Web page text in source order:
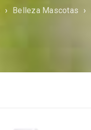
› Belleza Mascotas ›